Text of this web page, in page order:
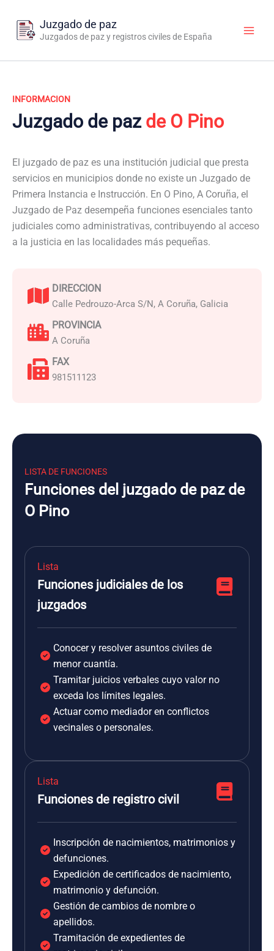
contenido
Juzgado de paz
Juzgados de paz y registros civiles de España
INFORMACION
Juzgado de paz de O Pino
El juzgado de paz es una institución judicial que presta
servicios en municipios donde no existe un Juzgado de
Primera Instancia e Instrucción. En O Pino, A Coruña, el
Juzgado de Paz desempeña funciones esenciales tanto
judiciales como administrativas, contribuyendo al acceso
a la justicia en las localidades más pequeñas.
DIRECCION
Calle Pedrouzo-Arca S/N, A Coruña, Galicia
PROVINCIA
A Coruña
FAX
981511123
LISTA DE FUNCIONES
Funciones del juzgado de paz de
O Pino
Lista
Funciones judiciales de los
juzgados
Conocer y resolver asuntos civiles de
menor cuantía.
Tramitar juicios verbales cuyo valor no
exceda los límites legales.
Actuar como mediador en conflictos
vecinales o personales.
Lista
Funciones de registro civil
Inscripción de nacimientos, matrimonios y
defunciones.
Expedición de certificados de nacimiento,
matrimonio y defunción.
Gestión de cambios de nombre o
apellidos.
Tramitación de expedientes de